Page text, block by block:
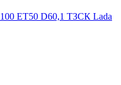
ET50 D60,1 ТЗСК Lada